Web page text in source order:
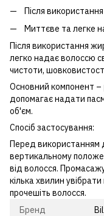
Після
Миттєве та легке
Після використання
легко надає волоссю
чистоти,
Основний компонент –
допомагає надати
об'єм.
Спосіб застосування:
Перед використанням
вертикальному
від волосся.
кілька хвилин
прочешіть волосся.
Бренд